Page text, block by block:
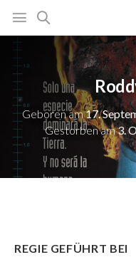
Geboren am17.
Gestorben am3.
REGIE GEFÜHRT BEI